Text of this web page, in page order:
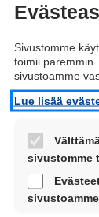
Sivustomme
toimii
sivustoamme
Lue lisää
sivustomme
Nämä